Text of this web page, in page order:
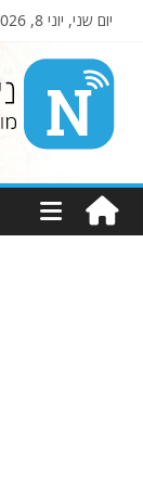
יום שני, יוני 8, 2026
מודיעין
מהמקורות